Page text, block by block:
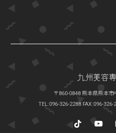
〒860-0848 熊本県熊本
TEL:096-326-2288 FAX:096-326-